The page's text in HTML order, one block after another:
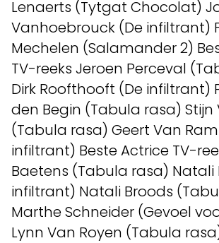
Lenaerts (Tytgat Chocolat)
Vanhoebrouck (De infiltrant)
Mechelen (Salamander 2)
TV-reeks Jeroen Perceval
Dirk Roofthooft (De infiltrant)
den Begin (Tabula rasa) Stijn
(Tabula rasa) Geert Van
infiltrant) Beste Actrice TV-
Baetens (Tabula rasa) Natali
infiltrant) Natali Broods
Marthe Schneider (Gevoel
Lynn Van Royen (Tabula